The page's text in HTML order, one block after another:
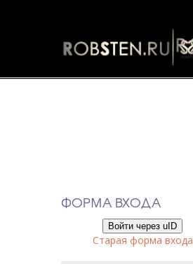
ФОРМА ВХОДА
Войти через uID
Старая форма входа